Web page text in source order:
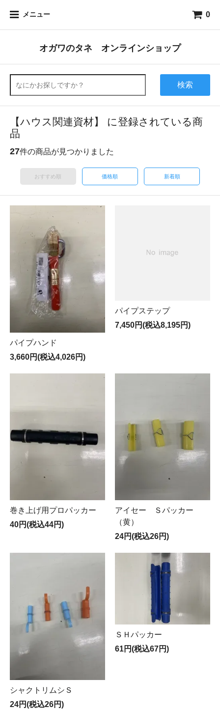
メニュー 0
オガワのタネ オンラインショップ
検索
【ハウス関連資材】 に登録されている商
品
27件の商品が見つかりました
おすすめ順 価格順 新着順
パイプハンド
3,660円(税込4,026円)
パイプステップ
7,450円(税込8,195円)
巻き上げ用プロパッカー
40円(税込44円)
アイセー Ｓパッカー
（黄）
24円(税込26円)
シャクトリムシＳ
24円(税込26円)
ＳＨパッカー
61円(税込67円)